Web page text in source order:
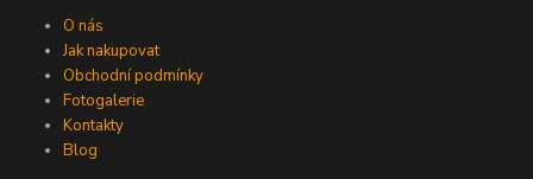
O nás
Jak nakupovat
Obchodní podmínky
Fotogalerie
Kontakty
Blog